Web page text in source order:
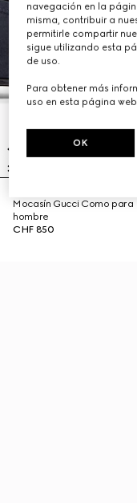
Mocasín Gucci Como para
hombre
CHF 850
navegación en la
misma, contribuir a
permitirle compartir
sigue utilizando esta
de uso.
Para obtener más
uso en esta página
OK